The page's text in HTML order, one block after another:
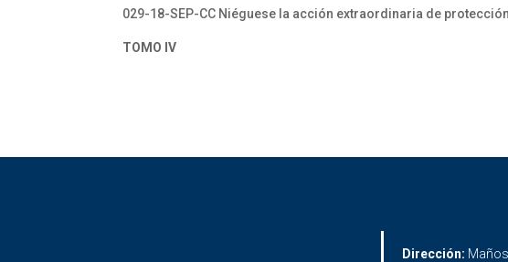
029-18-SEP-CC Niéguese la acción extraordinaria de
TOMO IV
Dirección: